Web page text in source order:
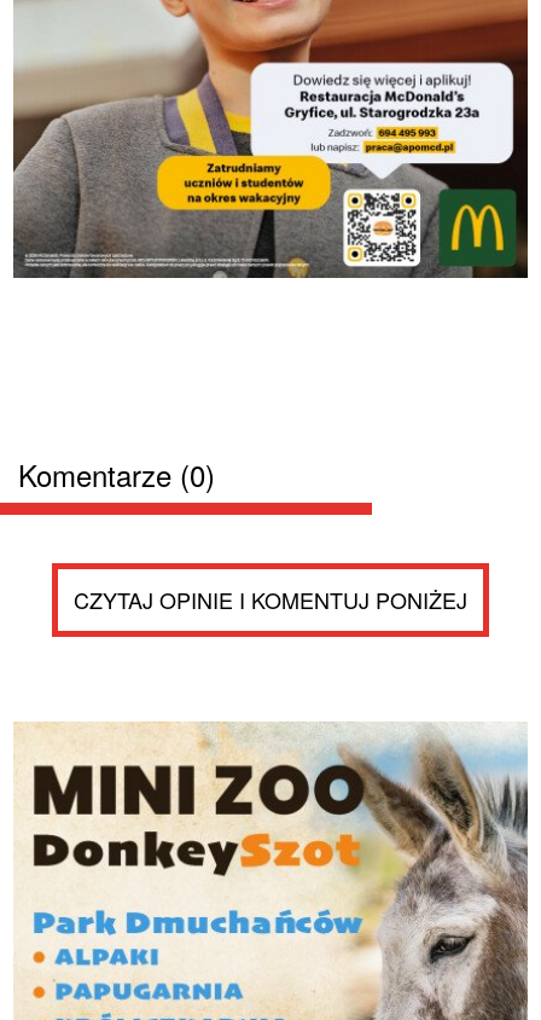
Komentarze (0)
CZYTAJ OPINIE I KOMENTUJ PONIŻEJ